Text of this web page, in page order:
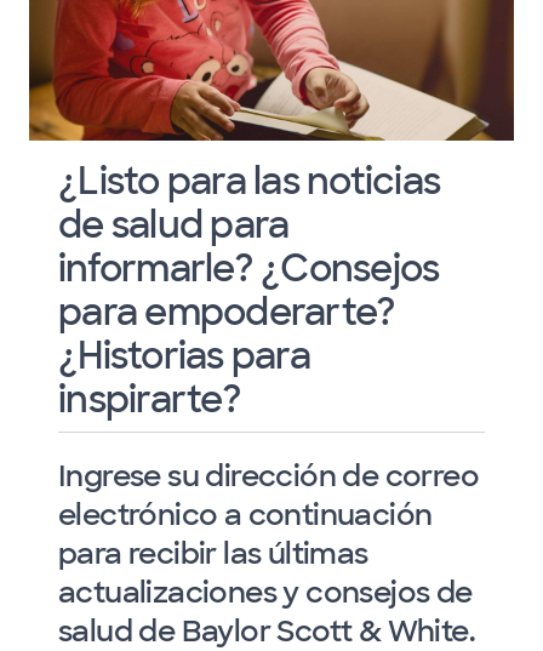
¿Listo para las noticias
de salud para
informarle? ¿Consejos
para empoderarte?
¿Historias para
inspirarte?
Ingrese su dirección de correo
electrónico a continuación
para recibir las últimas
actualizaciones y consejos de
salud de Baylor Scott & White.